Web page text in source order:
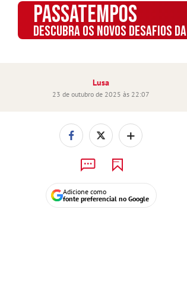
PASSATEMPOS
DESCUBRA OS NOVOS DESAFIOS
Lusa
23 de outubro de 2025 às 22:07
+
Adicione como
fonte preferencial no Google